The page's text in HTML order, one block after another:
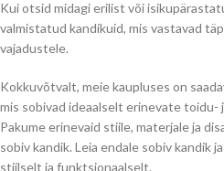
Kui otsid midagi erilist või
valmistatud kandikuid, mis vastavad
vajadustele.
Kokkuvõtvalt, meie kaupluses on
mis sobivad ideaalselt erinevate
Pakume erinevaid stiile, materjale ja
sobiv kandik. Leia endale sobiv kandik
stiilselt ja funktsionaalselt.